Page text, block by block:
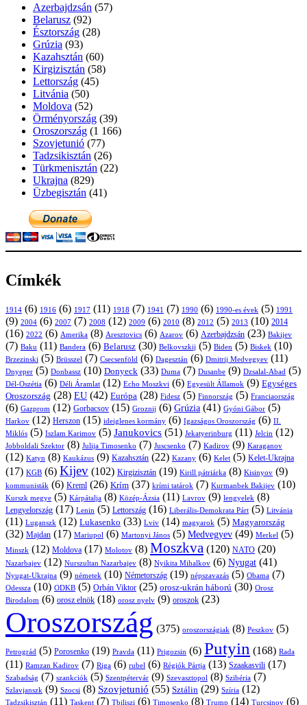
Azerbajdzsán (57)
Belarusz (92)
Észtország (28)
Grúzia (93)
Kazahsztán (60)
Kirgizisztán (58)
Lettország (45)
Litvánia (50)
Moldova (52)
Örményország (39)
Oroszország (1 166)
Szovjetunió (77)
Tadzsikisztán (26)
Türkmenisztán (22)
Ukrajna (829)
Üzbegisztán (41)
Címkék
1914 (6) 1916 (6) 1917 (11) 1918 (7) 1941 (7) 1990 (6) 1990-es évek (5) 1991
(9) 2004 (6) 2007 (7) 2008 (12) 2009 (6) 2010 (8) 2012 (5) 2013 (10) 2014
(16) 2022 (6) Amerika (8) Aresztovics (6) Azarov (6) Azerbajdzsán (23) Bakijev
(7) Baku (11) Bandera (6) Belarusz (30) Belkovszkij (5) Biden (5) Biskek (10)
Brzezinski (5) Brüsszel (7) Csecsenföld (6) Dagesztán (6) Dmitrij Medvegyev (11)
Dnyeper (5) Donbassz (10) Donyeck (33) Duma (7) Dusanbe (9) Dzsalal-Abad (5)
Dél-Oszétia (6) Déli Áramlat (12) Echo Moszkvi (6) Egyesült Államok (9) Egységes
Oroszország (28) EU (42) Európa (28) Fidesz (5) Finnország (5) Franciaország
(6) Gazprom (12) Gorbacsov (15) Groznij (6) Grúzia (41) Gyóni Gábor (5)
Harkov (12) Herszon (15) ideiglenes kormány (6) Igazságos Oroszország (6) II.
Miklós (5) Iszlam Karimov (5) Janukovics (51) Jekatyerinburg (11) Jelcin (12)
Jobboldali Szektor (8) Julija Timosenko (7) Juscsenko (7) Kadirov (9) Karaganov
(12) Katyn (8) Kaukázus (9) Kazahsztán (22) Kazany (6) Kelet (5) Kelet-Ukrajna
(17) KGB (6) Kijev (102) Kirgizisztán (19) Kirill pátriárka (8) Kisinyov (9)
kommunisták (6) Kreml (26) Krím (37) krími tatárok (7) Kurmanbek Bakijev (10)
Kurszk megye (5) Kárpátalja (8) Közép-Ázsia (11) Lavrov (9) lengyelek (8)
Lengyelország (17) Lenin (5) Lettország (16) Liberális-Demokrata Párt (5) Litvánia
(11) Luganszk (12) Lukasenko (33) Lviv (14) magyarok (5) Magyarország
(32) Majdan (17) Mariupol (6) Martonyi János (5) Medvegyev (49) Merkel (5)
Minszk (12) Moldova (17) Molotov (8) Moszkva (120) NATO (20)
Nazarbajev (12) Nurszultan Nazarbajev (8) Nyikita Mihalkov (6) Nyugat (41)
Nyugat-Ukrajna (9) németek (10) Németország (19) népszavazás (5) Obama (7)
Odessza (10) ODKB (5) Orbán Viktor (25) orosz-ukrán háború (30) Orosz
Birodalom (6) orosz elnök (18) orosz nyelv (9) oroszok (23)
Oroszország (375) oroszországiak (8) Peszkov (5)
Petrográd (5) Porosenko (19) Pravda (11) Prigozsin (6) Putyin (168) Rada
(11) Ramzan Kadirov (7) Riga (6) rubel (6) Régiók Pártja (13) Szaakasvili (17)
Szabadság (7) szankciók (5) Szentpétervár (9) Szevasztopol (8) Szibéria (7)
Szlavjanszk (9) Szocsi (8) Szovjetunió (55) Sztálin (29) Szíria (12)
Tadzsikisztán (11) Taskent (7) Tbiliszi (6) Timosenko (8) Trump (14) Turcsinov (6)